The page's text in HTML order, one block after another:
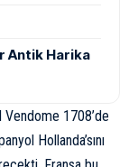
Antik Harika
Vendome 1708’de
Hollanda’sını